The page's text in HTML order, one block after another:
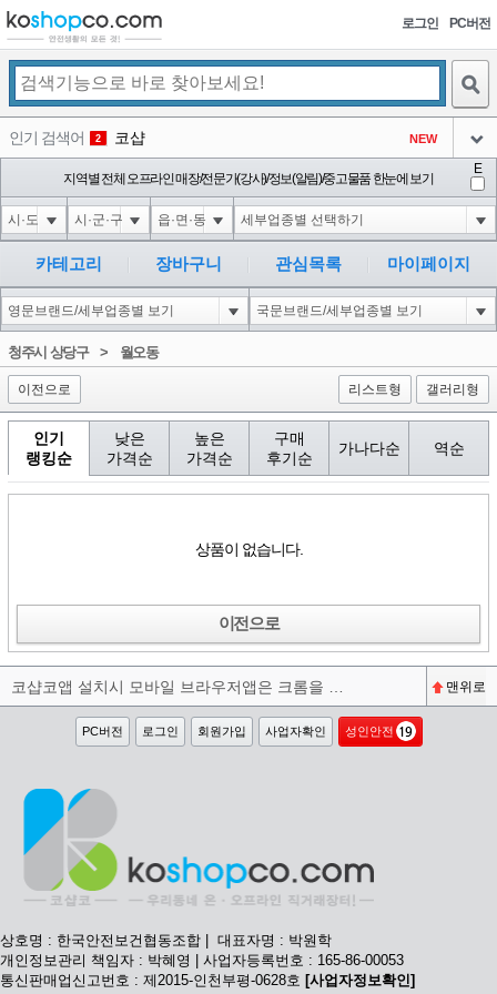
로그인 PC버전
인기 검색어 2 코샵 NEW
3 익스
아이콘
4 1-1; waitfor delay '0:0:15' --
아이콘
5 10"XOR(1*if(now()=sysdate(),sleep(15),0))XOR"Z
아이콘
1
6 1-1); waitfor delay '0:0:15' --
아이콘
1
1
지역별 전체 오프라인 매장/전문가(강사)/정보(알림)/중고물품 한눈에 보기
E
카테고리 장바구니 관심목록 마이페이지
청주시 상당구> 월오동
이전으로 리스트형 갤러리형
인기
랭킹순
낮은
가격순
높은
가격순
구매
후기순
가나다순 역순
상품이 없습니다.
이전으로
맨위로
PC버전 로그인 회원가입 사업자확인 성인안전
상호명 : 한국안전보건협동조합 | 대표자명 : 박원학
개인정보관리 책임자 : 박혜영 | 사업자등록번호 : 165-86-00053
통신판매업신고번호 : 제2015-인천부평-0628호 [사업자정보확인]